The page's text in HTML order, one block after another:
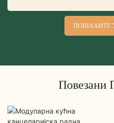
ПОШАЉИТЕ
Повезани